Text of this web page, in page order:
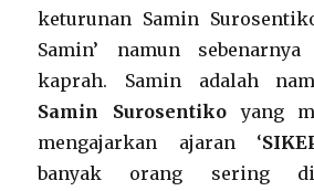
keturunan Samin
Samin’ namun
kaprah. Samin adalah
Samin Surosentikoyang
mengajarkan ajaran ‘
banyak orang sering